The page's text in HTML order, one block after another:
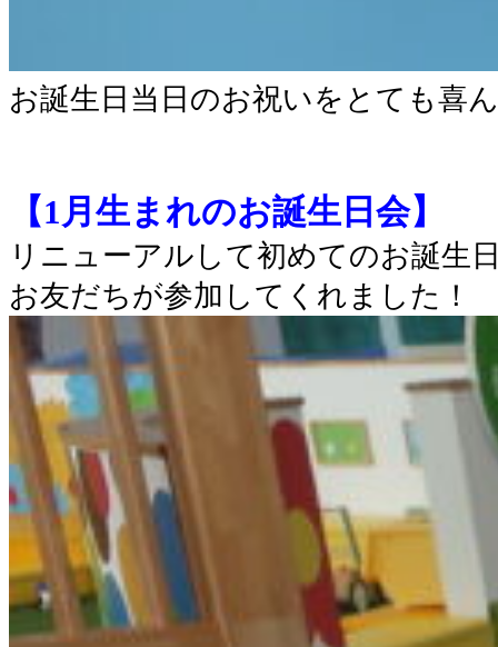
お誕生日当日のお祝いをとても喜
【1月生まれのお誕生日会】
リニューアルして初めてのお誕生
お友だちが参加してくれました！